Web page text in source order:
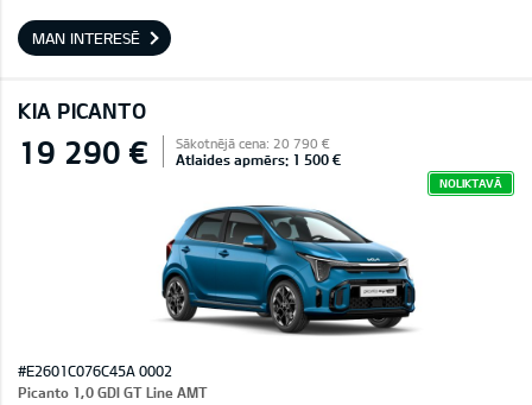
MAN INTERESĒ
KIA PICANTO
19 290 € Sākotnējā cena: 20 790 €
Atlaides apmērs: 1 500 €
NOLIKTAVĀ
#E2601C076C45A 0002
Picanto 1,0 GDI GT Line AMT